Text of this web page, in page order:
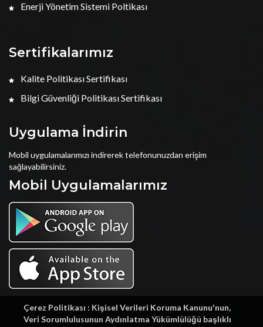
Enerji Yönetim Sistemi Poltikası
Sertifikalarımız
Kalite Politikası Sertifikası
Bilgi Güvenliği Politikası Sertifikası
Uygulama İndirin
Mobil uygulamalarımızı indirerek telefonunuzdan erişim
sağlayabilirsiniz.
Mobil Uygulamalarımız
Çerez Politikası : Kişisel Verileri Koruma Kanunu'nun,
Veri Sorumlulusunun Aydınlatma Yükümlülüğü başlıklı